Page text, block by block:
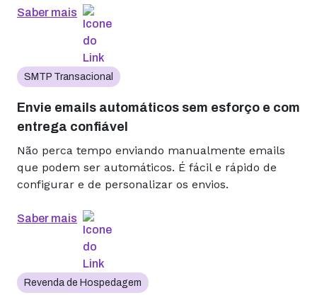
Saber mais
SMTP Transacional
Envie emails automáticos sem esforço e com
entrega confiável
Não perca tempo enviando manualmente emails
que podem ser automáticos. É fácil e rápido de
configurar e de personalizar os envios.
Saber mais
Revenda de Hospedagem